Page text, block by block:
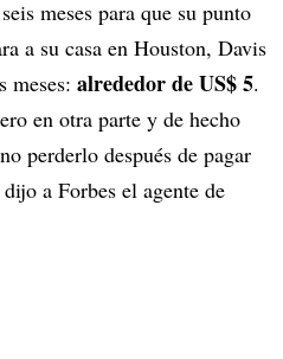
meses para que su punto
a su casa en Houston, Davis
meses: alrededor de US$ 5.
en otra parte y de hecho
perderlo después de pagar
a Forbes el agente de